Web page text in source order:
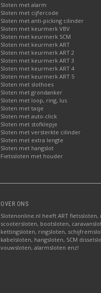
Sloten met alarm
Sloten met cijfercode
Sloten met anti-picking cilinder
Sloten met keurmerk VBV
Sloten met keurmerk SCM
Sloten met keurmerk ART
Sloten met keurmerk ART 2
Sloten met keurmerk ART 3
Sloten met keurmerk ART 4
Sloten met keurmerk ART 5
Sloten met slothoes
Sloten met grondanker
Sloten met loop, ring, lus
Sloten met tasje
Sloten met auto-click
Sloten met stofklepje
Sloten met versterkte cilinder
Sloten met extra lengte
Sloten met hangslot
Fietssloten met houder
OVER ONS
Slotenonline.nl heeft ART
scootersloten, bootsloten,
kettingsloten, ringsloten,
kabelsloten, hangsloten, SCM
vouwsloten, alarmsloten enz!